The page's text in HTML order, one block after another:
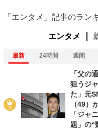
「エンタメ」記事のラン
エンタメ
最新 24時間 週間
「父の
狙うジ
た」元
（49）
「ジャ
題」の“